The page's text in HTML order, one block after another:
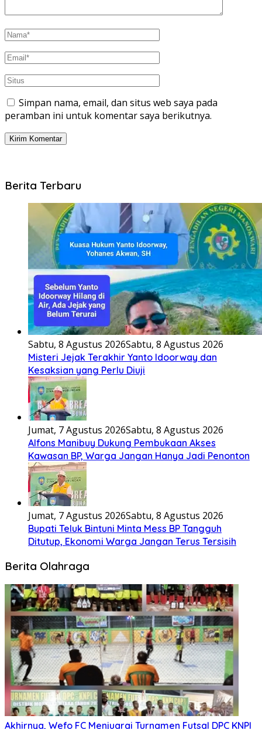
Simpan nama, email, dan situs web saya pada
peramban ini untuk komentar saya berikutnya.
Berita Terbaru
Sabtu, 8 Agustus 2026Sabtu, 8 Agustus 2026
Misteri Jejak Terakhir Yanto Idoorway dan
Kesaksian yang Perlu Diuji
Jumat, 7 Agustus 2026Sabtu, 8 Agustus 2026
Alfons Manibuy Dukung Pembukaan Akses
Kawasan BP, Warga Jangan Hanya Jadi Penonton
Jumat, 7 Agustus 2026Sabtu, 8 Agustus 2026
Bupati Teluk Bintuni Minta Mess BP Tangguh
Ditutup, Ekonomi Warga Jangan Terus Tersisih
Berita Olahraga
Akhirnya, Wefo FC Menjuarai Turnamen Futsal DPC KNPI